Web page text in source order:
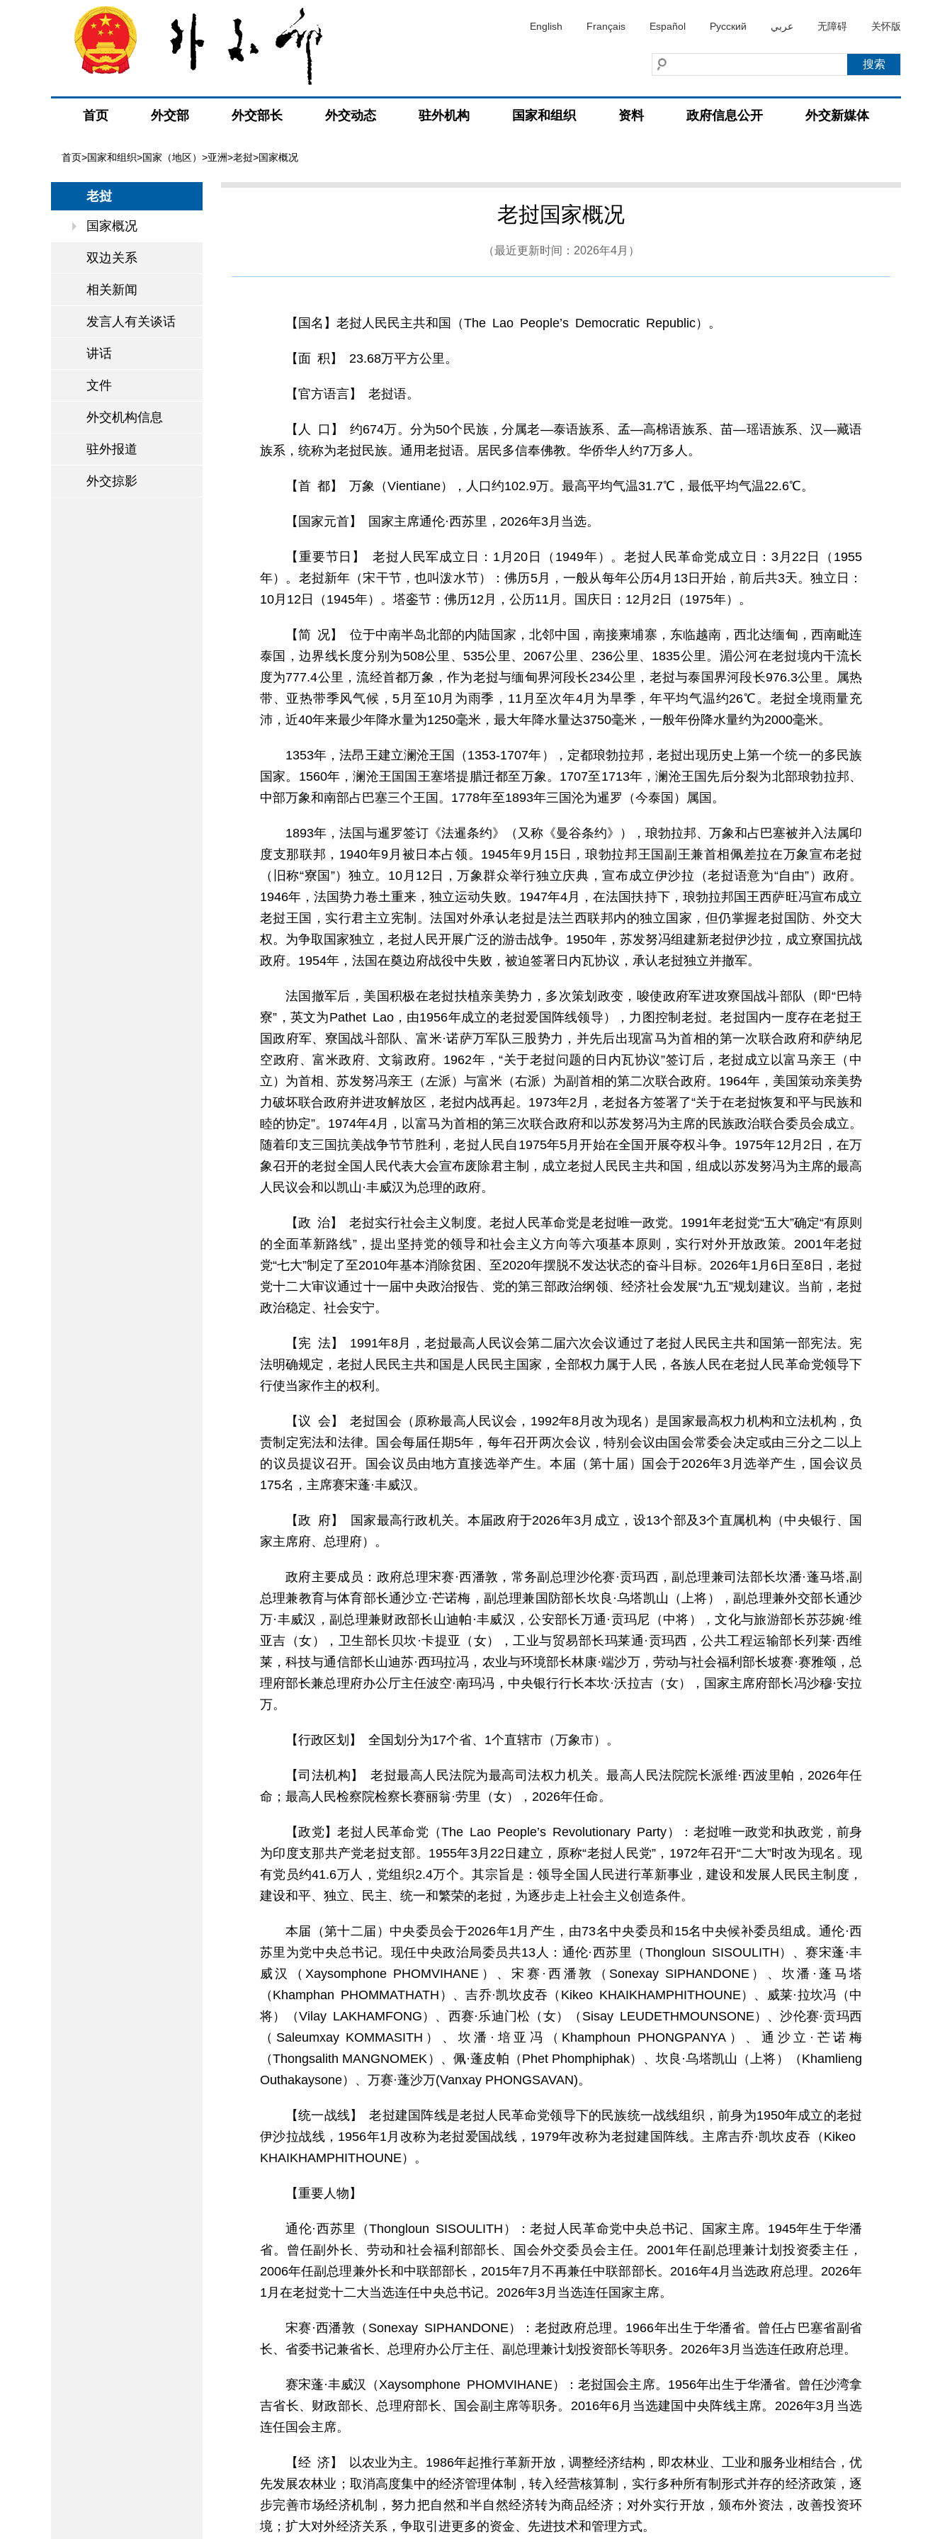
English Français Español Русский عربي 无障碍 关怀版
首页 外交部 外交部长 外交动态 驻外机构 国家和组织 资料 政府信息公开 外交新媒体
首页>国家和组织>国家（地区） >亚洲>老挝>国家概况
老挝
国家概况
双边关系
相关新闻
发言人有关谈话
讲话
文件
外交机构信息
驻外报道
外交掠影
老挝国家概况
（最近更新时间：2026年4月）
【国名】老挝人民民主共和国（The Lao People’s Democratic Republic）。
【面 积】 23.68万平方公里。
【官方语言】 老挝语。
【人 口】 约674万。分为50个民族，分属老—泰语族系、孟—高棉语族系、苗—瑶语族系、汉—藏语
族系，统称为老挝民族。通用老挝语。居民多信奉佛教。华侨华人约7万多人。
【首 都】 万象（Vientiane），人口约102.9万。最高平均气温31.7℃，最低平均气温22.6℃。
【国家元首】 国家主席通伦·西苏里，2026年3月当选。
【重要节日】 老挝人民军成立日：1月20日（1949年）。老挝人民革命党成立日：3月22日（1955
年）。老挝新年（宋干节，也叫泼水节）：佛历5月，一般从每年公历4月13日开始，前后共3天。独立日：
10月12日（1945年）。塔銮节：佛历12月，公历11月。国庆日：12月2日（1975年）。
【简 况】 位于中南半岛北部的内陆国家，北邻中国，南接柬埔寨，东临越南，西北达缅甸，西南毗连
泰国，边界线长度分别为508公里、535公里、2067公里、236公里、1835公里。湄公河在老挝境内干流长
度为777.4公里，流经首都万象，作为老挝与缅甸界河段长234公里，老挝与泰国界河段长976.3公里。属热
带、亚热带季风气候，5月至10月为雨季，11月至次年4月为旱季，年平均气温约26℃。老挝全境雨量充
沛，近40年来最少年降水量为1250毫米，最大年降水量达3750毫米，一般年份降水量约为2000毫米。
1353年，法昂王建立澜沧王国（1353-1707年），定都琅勃拉邦，老挝出现历史上第一个统一的多民族
国家。1560年，澜沧王国国王塞塔提腊迁都至万象。1707至1713年，澜沧王国先后分裂为北部琅勃拉邦、
中部万象和南部占巴塞三个王国。1778年至1893年三国沦为暹罗（今泰国）属国。
1893年，法国与暹罗签订《法暹条约》（又称《曼谷条约》），琅勃拉邦、万象和占巴塞被并入法属印
度支那联邦，1940年9月被日本占领。1945年9月15日，琅勃拉邦王国副王兼首相佩差拉在万象宣布老挝
（旧称“寮国”）独立。10月12日，万象群众举行独立庆典，宣布成立伊沙拉（老挝语意为“自由”）政府。
1946年，法国势力卷土重来，独立运动失败。1947年4月，在法国扶持下，琅勃拉邦国王西萨旺冯宣布成立
老挝王国，实行君主立宪制。法国对外承认老挝是法兰西联邦内的独立国家，但仍掌握老挝国防、外交大
权。为争取国家独立，老挝人民开展广泛的游击战争。1950年，苏发努冯组建新老挝伊沙拉，成立寮国抗战
政府。1954年，法国在奠边府战役中失败，被迫签署日内瓦协议，承认老挝独立并撤军。
法国撤军后，美国积极在老挝扶植亲美势力，多次策划政变，唆使政府军进攻寮国战斗部队（即“巴特
寮”，英文为Pathet Lao，由1956年成立的老挝爱国阵线领导），力图控制老挝。老挝国内一度存在老挝王
国政府军、寮国战斗部队、富米·诺萨万军队三股势力，并先后出现富马为首相的第一次联合政府和萨纳尼
空政府、富米政府、文翁政府。1962年，“关于老挝问题的日内瓦协议”签订后，老挝成立以富马亲王（中
立）为首相、苏发努冯亲王（左派）与富米（右派）为副首相的第二次联合政府。1964年，美国策动亲美势
力破坏联合政府并进攻解放区，老挝内战再起。1973年2月，老挝各方签署了“关于在老挝恢复和平与民族和
睦的协定”。1974年4月，以富马为首相的第三次联合政府和以苏发努冯为主席的民族政治联合委员会成立。
随着印支三国抗美战争节节胜利，老挝人民自1975年5月开始在全国开展夺权斗争。1975年12月2日，在万
象召开的老挝全国人民代表大会宣布废除君主制，成立老挝人民民主共和国，组成以苏发努冯为主席的最高
人民议会和以凯山·丰威汉为总理的政府。
【政 治】 老挝实行社会主义制度。老挝人民革命党是老挝唯一政党。1991年老挝党“五大”确定“有原则
的全面革新路线”，提出坚持党的领导和社会主义方向等六项基本原则，实行对外开放政策。2001年老挝
党“七大”制定了至2010年基本消除贫困、至2020年摆脱不发达状态的奋斗目标。2026年1月6日至8日，老挝
党十二大审议通过十一届中央政治报告、党的第三部政治纲领、经济社会发展“九五”规划建议。当前，老挝
政治稳定、社会安宁。
【宪 法】 1991年8月，老挝最高人民议会第二届六次会议通过了老挝人民民主共和国第一部宪法。宪
法明确规定，老挝人民民主共和国是人民民主国家，全部权力属于人民，各族人民在老挝人民革命党领导下
行使当家作主的权利。
【议 会】 老挝国会（原称最高人民议会，1992年8月改为现名）是国家最高权力机构和立法机构，负
责制定宪法和法律。国会每届任期5年，每年召开两次会议，特别会议由国会常委会决定或由三分之二以上
的议员提议召开。国会议员由地方直接选举产生。本届（第十届）国会于2026年3月选举产生，国会议员
175名，主席赛宋蓬·丰威汉。
【政 府】 国家最高行政机关。本届政府于2026年3月成立，设13个部及3个直属机构（中央银行、国
家主席府、总理府）。
政府主要成员：政府总理宋赛·西潘敦，常务副总理沙伦赛·贡玛西，副总理兼司法部长坎潘·蓬马塔,副
总理兼教育与体育部长通沙立·芒诺梅，副总理兼国防部长坎良·乌塔凯山（上将），副总理兼外交部长通沙
万·丰威汉，副总理兼财政部长山迪帕·丰威汉，公安部长万通·贡玛尼（中将），文化与旅游部长苏莎婉·维
亚吉（女），卫生部长贝坎·卡提亚（女），工业与贸易部长玛莱通·贡玛西，公共工程运输部长列莱·西维
莱，科技与通信部长山迪苏·西玛拉冯，农业与环境部长林康·端沙万，劳动与社会福利部长坡赛·赛雅颂，总
理府部长兼总理府办公厅主任波空·南玛冯，中央银行行长本坎·沃拉吉（女），国家主席府部长冯沙穆·安拉
万。
【行政区划】 全国划分为17个省、1个直辖市（万象市）。
【司法机构】 老挝最高人民法院为最高司法权力机关。最高人民法院院长派维·西波里帕，2026年任
命；最高人民检察院检察长赛丽翁·劳里（女），2026年任命。
【政党】老挝人民革命党（The Lao People’s Revolutionary Party）：老挝唯一政党和执政党，前身
为印度支那共产党老挝支部。1955年3月22日建立，原称“老挝人民党”，1972年召开“二大”时改为现名。现
有党员约41.6万人，党组织2.4万个。其宗旨是：领导全国人民进行革新事业，建设和发展人民民主制度，
建设和平、独立、民主、统一和繁荣的老挝，为逐步走上社会主义创造条件。
本届（第十二届）中央委员会于2026年1月产生，由73名中央委员和15名中央候补委员组成。通伦·西
苏里为党中央总书记。现任中央政治局委员共13人：通伦·西苏里（Thongloun SISOULITH）、赛宋蓬·丰
威汉（Xaysomphone PHOMVIHANE）、宋赛·西潘敦（Sonexay SIPHANDONE）、坎潘·蓬马塔
（Khamphan PHOMMATHATH）、吉乔·凯坎皮吞（Kikeo KHAIKHAMPHITHOUNE）、威莱·拉坎冯（中
将）（Vilay LAKHAMFONG）、西赛·乐迪门松（女）（Sisay LEUDETHMOUNSONE）、沙伦赛·贡玛西
（Saleumxay KOMMASITH）、坎潘·培亚冯（Khamphoun PHONGPANYA）、通沙立·芒诺梅
（Thongsalith MANGNOMEK）、佩·蓬皮帕（Phet Phomphiphak）、坎良·乌塔凯山（上将）（Khamlieng
Outhakaysone）、万赛·蓬沙万(Vanxay PHONGSAVAN)。
【统一战线】 老挝建国阵线是老挝人民革命党领导下的民族统一战线组织，前身为1950年成立的老挝
伊沙拉战线，1956年1月改称为老挝爱国战线，1979年改称为老挝建国阵线。主席吉乔·凯坎皮吞（Kikeo
KHAIKHAMPHITHOUNE）。
【重要人物】
通伦·西苏里（Thongloun SISOULITH）：老挝人民革命党中央总书记、国家主席。1945年生于华潘
省。曾任副外长、劳动和社会福利部部长、国会外交委员会主任。2001年任副总理兼计划投资委主任，
2006年任副总理兼外长和中联部部长，2015年7月不再兼任中联部部长。2016年4月当选政府总理。2026年
1月在老挝党十二大当选连任中央总书记。2026年3月当选连任国家主席。
宋赛·西潘敦（Sonexay SIPHANDONE）：老挝政府总理。1966年出生于华潘省。曾任占巴塞省副省
长、省委书记兼省长、总理府办公厅主任、副总理兼计划投资部长等职务。2026年3月当选连任政府总理。
赛宋蓬·丰威汉（Xaysomphone PHOMVIHANE）：老挝国会主席。1956年出生于华潘省。曾任沙湾拿
吉省长、财政部长、总理府部长、国会副主席等职务。2016年6月当选建国中央阵线主席。2026年3月当选
连任国会主席。
【经 济】 以农业为主。1986年起推行革新开放，调整经济结构，即农林业、工业和服务业相结合，优
先发展农林业；取消高度集中的经济管理体制，转入经营核算制，实行多种所有制形式并存的经济政策，逐
步完善市场经济机制，努力把自然和半自然经济转为商品经济；对外实行开放，颁布外资法，改善投资环
境；扩大对外经济关系，争取引进更多的资金、先进技术和管理方式。